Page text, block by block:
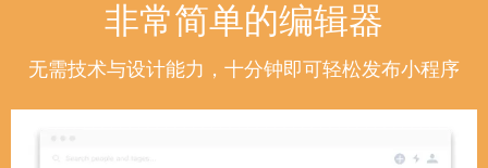
非常简单的编辑器
无需技术与设计能力，十分钟即可轻松发布小程序